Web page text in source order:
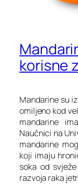
korisne
Mandarine su
omiljeno kod
mandarine
Naučnici na
mandarine
koji imaju
soka od
razvoja raka